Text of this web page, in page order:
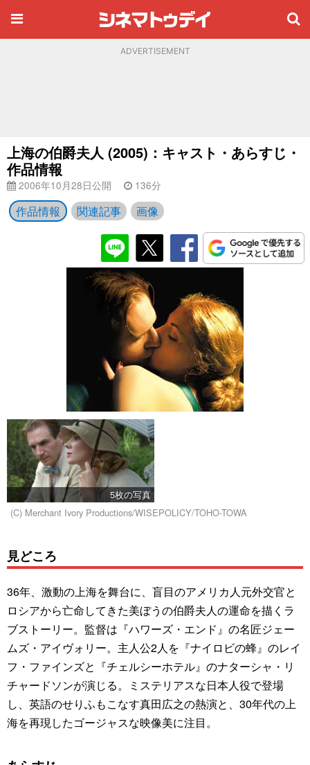
ADVERTISEMENT
上海の伯爵夫人 (2005)：キャスト・あらすじ・
作品情報
2006年10月28日公開 136分
作品情報 関連記事 画像
5枚の写真
(C) Merchant Ivory Productions/WISEPOLICY/TOHO-TOWA
見どころ
36年、激動の上海を舞台に、盲目のアメリカ人元外交官と
ロシアから亡命してきた美ぼうの伯爵夫人の運命を描くラ
ブストーリー。監督は『ハワーズ・エンド』の名匠ジェー
ムズ・アイヴォリー。主人公2人を『ナイロビの蜂』のレイ
フ・ファインズと『チェルシーホテル』のナターシャ・リ
チャードソンが演じる。ミステリアスな日本人役で登場
し、英語のせりふもこなす真田広之の熱演と、30年代の上
海を再現したゴージャスな映像美に注目。